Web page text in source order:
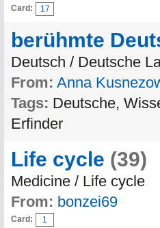
Card: 17
berühmte
Deutsch / Deutsche
From: Anna
Tags: Deutsche,
Erfinder
Life cycle (39)
Medicine / Life cycle
From: bonzei69
Card: 1